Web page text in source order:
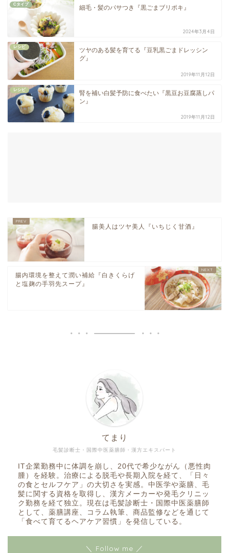
Cタイプ 細毛・髪のパサつき『黒ごまブリポキ』
2024年3月4日
レシピ
ツヤのある髪を育てる『豆乳黒ごまドレッシン
グ』
2019年11月12日
レシピ
腎を補い白髪予防に食べたい『黒豆お豆腐蒸しパ
ン』
2019年11月12日
腸美人はツヤ美人『いちじく甘酒』
腸内環境を整えて潤い補給『白きくらげ
と塩麹の手羽先スープ』
毛髪診断士・国際中医薬膳師・漢方エキスパート
てまり
IT企業勤務中に体調を崩し、20代で希少ながん（悪性肉
腫）を経験。治療による脱毛や長期入院を経て、「日々
の食とセルフケア」の大切さを実感。中医学や薬膳、毛
髪に関する資格を取得し、漢方メーカーや発毛クリニッ
ク勤務を経て独立。現在は毛髪診断士・国際中医薬膳師
として、薬膳講座、コラム執筆、商品監修などを通じて
「食べて育てるヘアケア習慣」を発信している。
＼ Follow me ／